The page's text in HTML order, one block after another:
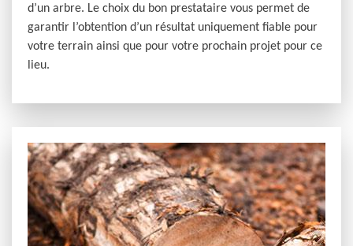
d’un arbre. Le choix du bon prestataire vous permet de
garantir l’obtention d’un résultat uniquement fiable pour
votre terrain ainsi que pour votre prochain projet pour ce
lieu.